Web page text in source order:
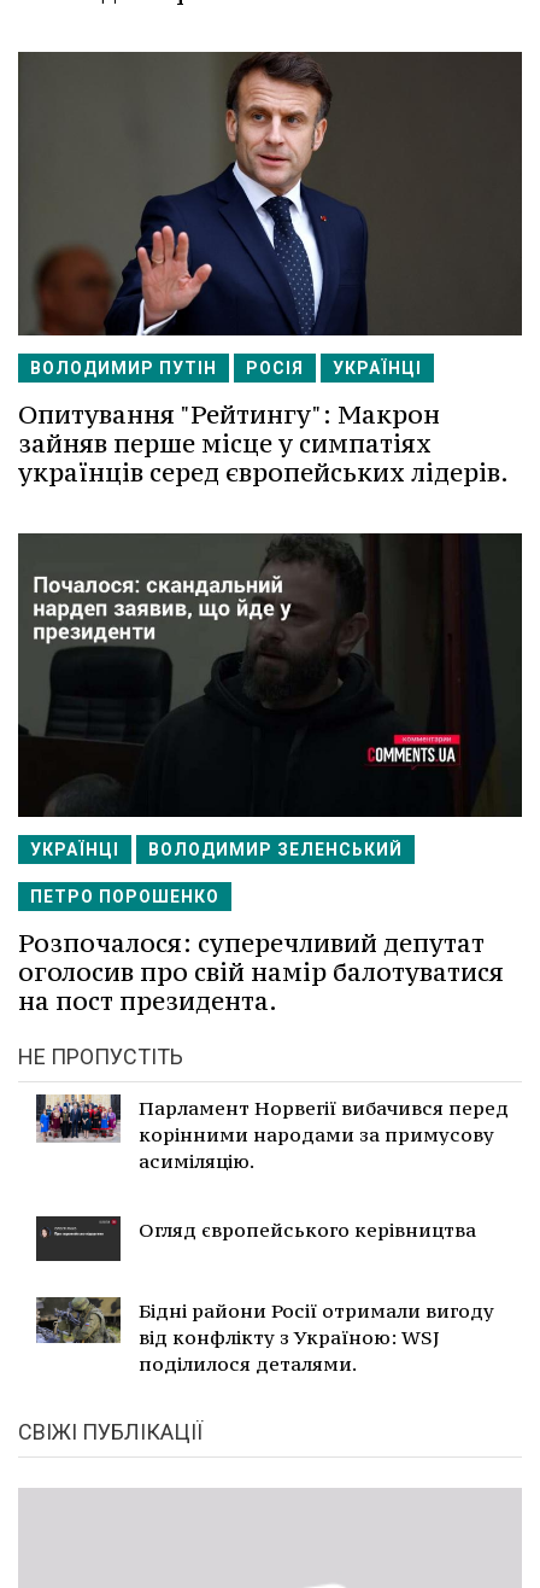
ВОЛОДИМИР ПУТІН РОСІЯ УКРАЇНЦІ
Опитування "Рейтингу": Макрон
зайняв перше місце у симпатіях
українців серед європейських лідерів.
УКРАЇНЦІ ВОЛОДИМИР ЗЕЛЕНСЬКИЙ
ПЕТРО ПОРОШЕНКО
Розпочалося: суперечливий депутат
оголосив про свій намір балотуватися
на пост президента.
НЕ ПРОПУСТІТЬ
Парламент Норвегії вибачився перед
корінними народами за примусову
асиміляцію.
Огляд європейського керівництва
Бідні райони Росії отримали вигоду
від конфлікту з Україною: WSJ
поділилося деталями.
СВІЖІ ПУБЛІКАЦІЇ